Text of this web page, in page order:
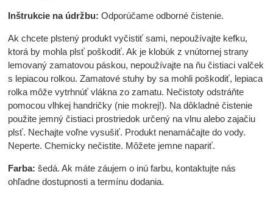
Inštrukcie na údržbu:Odporúčame odborné čistenie.
Ak chcete plstený produkt vyčistiť sami, nepoužívajte kefku,
ktorá by mohla plsť poškodiť. Ak je klobúk z vnútornej strany
lemovaný zamatovou páskou, nepoužívajte na ňu čistiaci valček
s lepiacou rolkou. Zamatové stuhy by sa mohli poškodiť, lepiaca
rolka môže vytrhnúť vlákna zo zamatu. Nečistoty odstráňte
pomocou vlhkej handričky (nie mokrej!). Na dôkladné čistenie
použite jemný čistiaci prostriedok určený na vlnu alebo zajačiu
plsť. Nechajte voľne vysušiť. Produkt nenamáčajte do vody.
Neperte. Chemicky nečistite. Môžete jemne napariť.
Farba: šedá. Ak máte záujem o inú farbu, kontaktujte nás
ohľadne dostupnosti a termínu dodania.